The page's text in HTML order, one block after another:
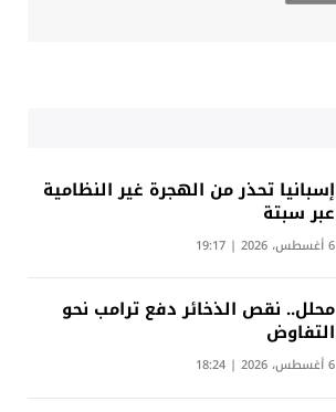
إسبانيا تحذر من الهجرة غير النظامية
عبر سبتة
6 أغسطس، 2026 | 19:17
محلل.. نقص الذخائر دفع ترامب نحو
التفاوض
6 أغسطس، 2026 | 18:24